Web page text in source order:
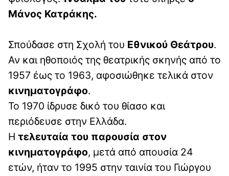
Μάνος Κατράκης.
Σπούδασε στη Σχολή του Εθνικού Θεάτρου.
Αν και ηθοποιός της θεατρικής σκηνής από το
1957 έως το 1963, αφοσιώθηκε τελικά στον
κινηματογράφο.
Το 1970 ίδρυσε δικό του θίασο και
περιόδευσε στην Ελλάδα.
Η τελευταία του παρουσία στον
κινηματογράφο, μετά από απουσία 24
ετών, ήταν το 1995 στην ταινία του Γιώργου